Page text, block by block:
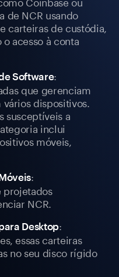
de NCR usando
carteiras de custódia,
acesso à conta
Software:
que gerenciam
vários dispositivos.
susceptíveis a
inclui
móveis,
:
projetados
NCR.
Desktop:
essas carteiras
no seu disco rígido